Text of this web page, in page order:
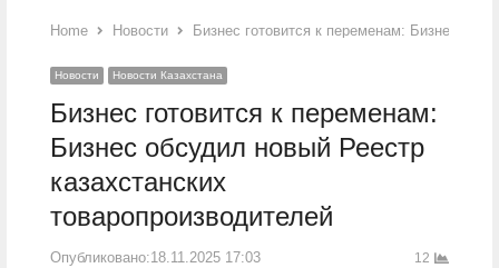
Home Новости Бизнес готовится к переменам: Бизнес
Новости Новости Казахстана
Бизнес готовится к переменам:
Бизнес обсудил новый Реестр
казахстанских
товаропроизводителей
Опубликовано:18.11.2025 17:03
12